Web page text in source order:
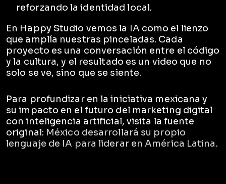
reforzando la identidad local.
En Happy Studio vemos la IA como el lienzo
que amplía nuestras pinceladas. Cada
proyecto es una conversación entre el código
y la cultura, y el resultado es un video que no
solo se ve, sino que se siente.
Para profundizar en la iniciativa mexicana y
su impacto en el futuro del marketing digital
con inteligencia artificial, visita la fuente
original: México desarrollará su propio
lenguaje de IA para liderar en América Latina.